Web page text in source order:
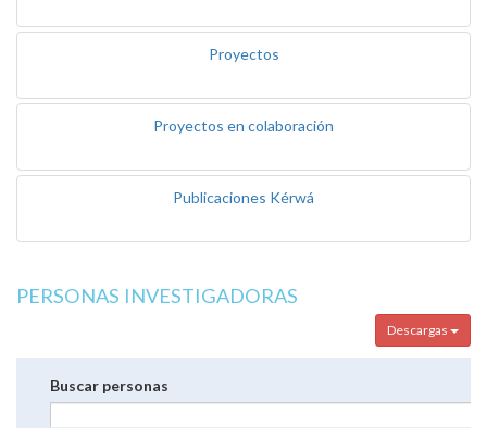
Proyectos
Proyectos en colaboración
Publicaciones Kérwá
PERSONAS INVESTIGADORAS
Descargas
Buscar personas